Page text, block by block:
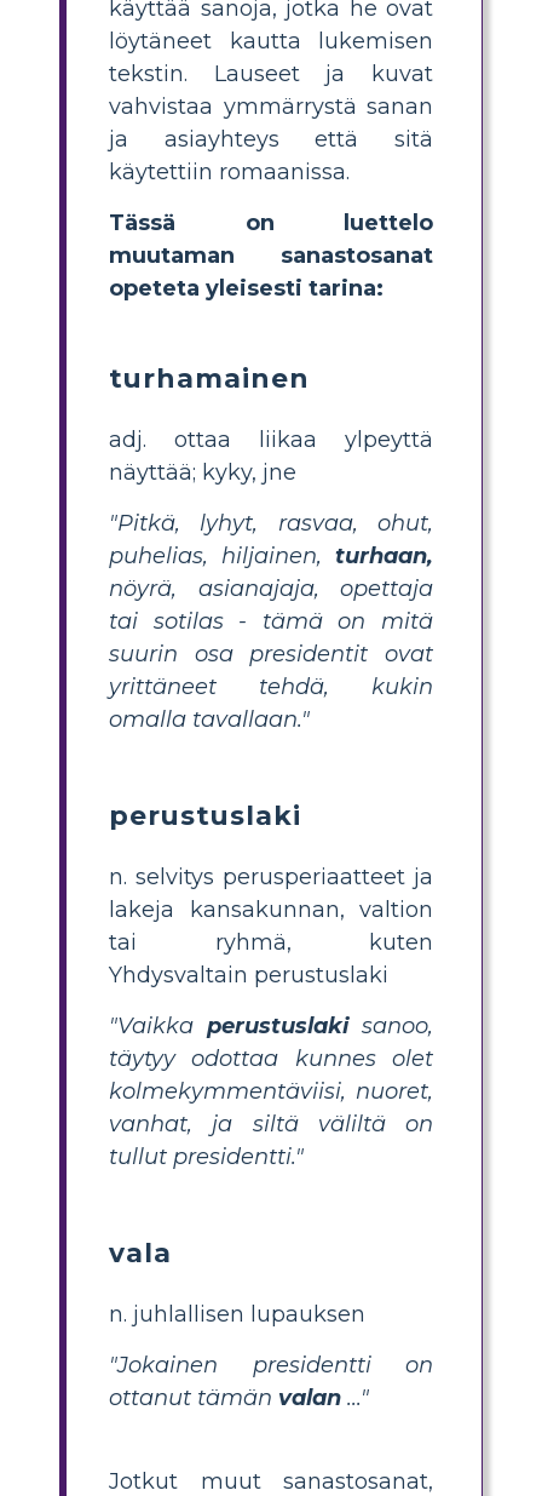
käyttää sanoja, jotka he ovat
löytäneet kautta lukemisen
tekstin. Lauseet ja kuvat
vahvistaa ymmärrystä sanan
ja asiayhteys että sitä
käytettiin romaanissa.
Tässä on luettelo
muutaman sanastosanat
opeteta yleisesti tarina:
turhamainen
adj. ottaa liikaa ylpeyttä
näyttää; kyky, jne
"Pitkä, lyhyt, rasvaa, ohut,
puhelias, hiljainen, turhaan,
nöyrä, asianajaja, opettaja
tai sotilas - tämä on mitä
suurin osa presidentit ovat
yrittäneet tehdä, kukin
omalla tavallaan."
perustuslaki
n. selvitys perusperiaatteet ja
lakeja kansakunnan, valtion
tai ryhmä, kuten
Yhdysvaltain perustuslaki
"Vaikka perustuslakisanoo,
täytyy odottaa kunnes olet
kolmekymmentäviisi, nuoret,
vanhat, ja siltä väliltä on
tullut presidentti."
vala
n. juhlallisen lupauksen
"Jokainen presidentti on
ottanut tämän valan ..."
Jotkut muut sanastosanat,